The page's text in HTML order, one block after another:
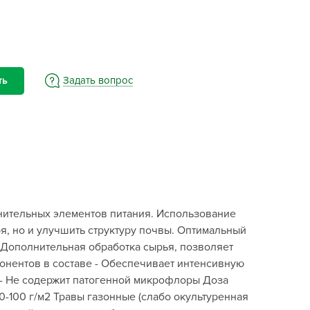
Forte
Dacha Group
Boom
Задать вопрос
элементов питания. Использование
но и улучшить структуру почвы. Оптимальный
обработка сырья, позволяет
в составе - Обеспечивает интенсивную
- Не содержит патогенной микрофлоры Доза
г/м2 Травы газонные (слабо окультуренная